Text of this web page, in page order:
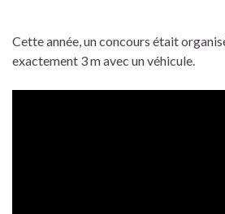
Cette année, un concours était
exactement 3 m avec un véhicule.